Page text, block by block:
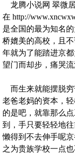
龙腾小说网 翠微
在 http://
是全国的最为知名
桥媲美的高校，且
年就为了能踏进京
望门而却步，痛哭流
而生来就能摆脱穷
老爸老妈的资本，
的是吧，就靠那么
到，手只要轻轻地
懒得到不去伸手呢
之为贵族学校一点也